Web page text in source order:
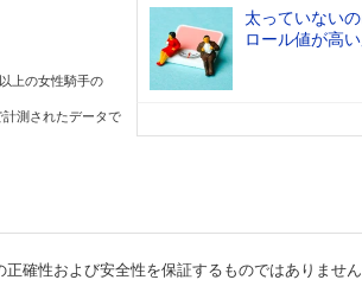
上の女性騎手の
測されたデータで
太っていない
ロール値が高
確性および安全性を保証するものではありませ